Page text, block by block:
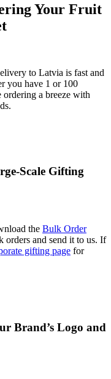
Your Fruit
to Latvia is fast and
you have 1 or 100
ordering a breeze with
Scale Gifting
the Bulk Order
orders and send it to us. If
gifting page for
Brand’s Logo and